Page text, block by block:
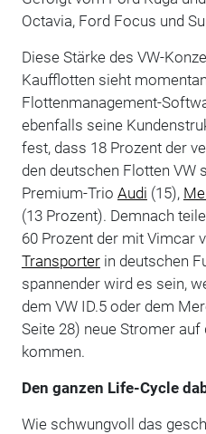
Octavia, Ford Focus und
Diese Stärke des VW-
Kaufflotten sieht
Flottenmanagement-
ebenfalls seine
fest, dass 18 Prozent der
den deutschen Flotten VW
Premium-Trio Audi (15),
(13 Prozent). Demnach
60 Prozent der mit Vimcar
Transporterin deutschen
spannender wird es sein,
dem VW ID.5 oder dem
Seite 28) neue Stromer
kommen.
Den ganzen Life-Cycle
Wie schwungvoll das